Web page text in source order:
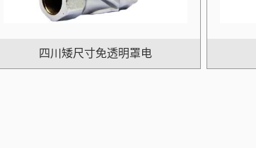
四川矮尺寸免透明罩电